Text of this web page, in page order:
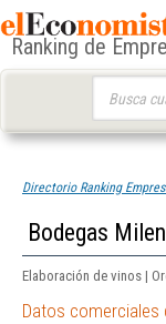
Ranking de
Directorio Ranking
Bodegas
Elaboración de vinos |
Datos comerciales